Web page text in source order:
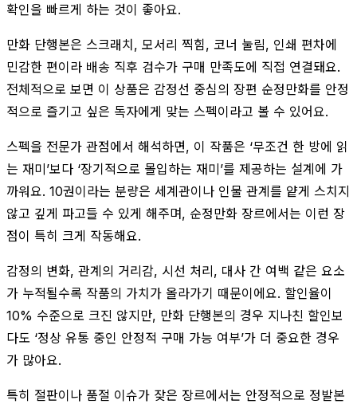
확인을 빠르게 하는 것이 좋아요.
만화 단행본은 스크래치, 모서리 찍힘, 코너 눌림, 인쇄 편차에
민감한 편이라 배송 직후 검수가 구매 만족도에 직접 연결돼요.
전체적으로 보면 이 상품은 감정선 중심의 장편 순정만화를 안정
적으로 즐기고 싶은 독자에게 맞는 스펙이라고 볼 수 있어요.
스펙을 전문가 관점에서 해석하면, 이 작품은 ‘무조건 한 방에 읽
는 재미’보다 ‘장기적으로 몰입하는 재미’를 제공하는 설계에 가
까워요. 10권이라는 분량은 세계관이나 인물 관계를 얕게 스치지
않고 깊게 파고들 수 있게 해주며, 순정만화 장르에서는 이런 장
점이 특히 크게 작동해요.
감정의 변화, 관계의 거리감, 시선 처리, 대사 간 여백 같은 요소
가 누적될수록 작품의 가치가 올라가기 때문이에요. 할인율이
10% 수준으로 크진 않지만, 만화 단행본의 경우 지나친 할인보
다도 ‘정상 유통 중인 안정적 구매 가능 여부’가 더 중요한 경우
가 많아요.
특히 절판이나 품절 이슈가 잦은 장르에서는 안정적으로 정발본